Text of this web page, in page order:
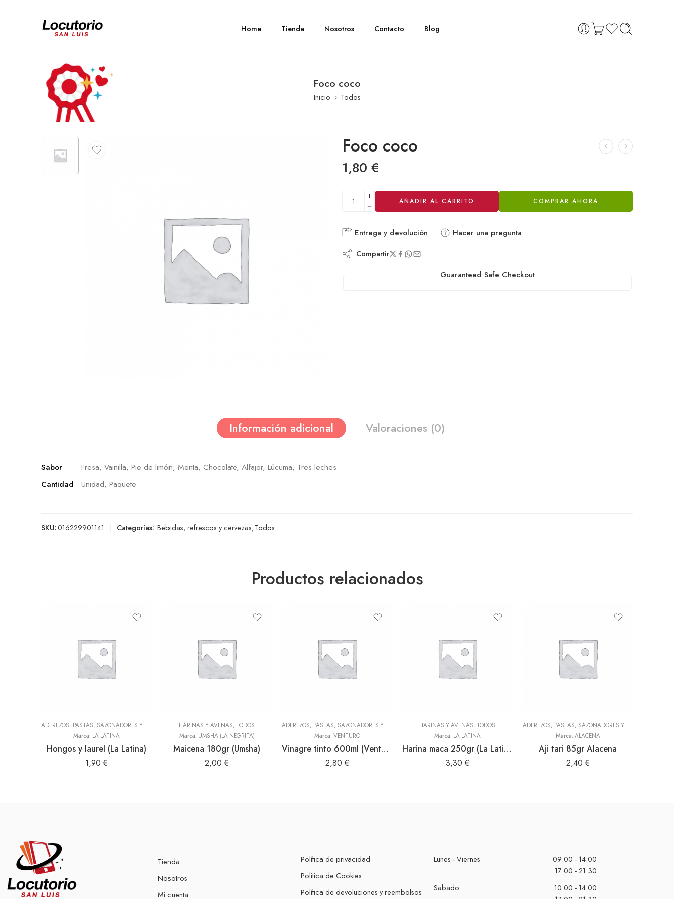
Home Tienda Nosotros Contacto Blog
Foco coco
Inicio Todos
Foco coco
1,80 €
AÑADIR AL CARRITO COMPRAR AHORA
Alternative:
Entrega y devolución Hacer una pregunta
Compartir
Guaranteed Safe Checkout
Información adicional Valoraciones (0)
Sabor
Fresa, Vainilla, Pie de limón, Menta, Chocolate, Alfajor, Lúcuma, Tres leches
Cantidad
Unidad, Paquete
SKU:016229901141 Categorías: Bebidas, refrescos y cervezas,Todos
Productos relacionados
ADEREZOS, PASTAS, SAZONADORES Y CONDIMENTOS ,TODOS
Marca: LA LATINA
Hongos y laurel (La Latina)
1,90 €
HARINAS Y AVENAS, TODOS
Marca: UMSHA (LA NEGRITA)
Maicena 180gr (Umsha)
2,00 €
ADEREZOS, PASTAS, SAZONADORES Y CONDIMENTOS ,TODOS
Marca: VENTURO
Vinagre tinto 600ml (Venturo)
2,80 €
HARINAS Y AVENAS, TODOS
Marca: LA LATINA
Harina maca 250gr (La Latina)
3,30 €
ADEREZOS, PASTAS, SAZONADORES Y CONDIMENTOS
Marca: ALACENA
Aji tari 85gr Alacena
2,40 €
Tienda
Nosotros
Mi cuenta
Política de privacidad
Política de Cookies
Política de devoluciones y reembolsos
Lunes - Viernes
09:00 - 14:00
17:00 - 21:30
Sabado
10:00 - 14:00